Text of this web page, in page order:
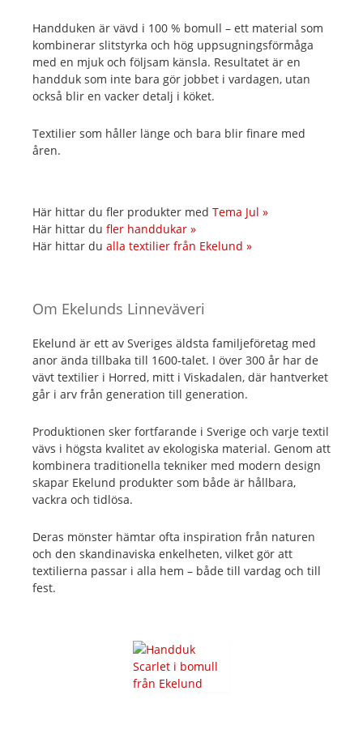
Handduken är vävd i 100 % bomull – ett material som
kombinerar slitstyrka och hög uppsugningsförmåga
med en mjuk och följsam känsla. Resultatet är en
handduk som inte bara gör jobbet i vardagen, utan
också blir en vacker detalj i köket.
Textilier som håller länge och bara blir finare med
åren.
Här hittar du fler produkter med Tema Jul »
Här hittar du fler handdukar »
Här hittar du alla textilier från Ekelund »
Om Ekelunds Linneväveri
Ekelund är ett av Sveriges äldsta familjeföretag med
anor ända tillbaka till 1600-talet. I över 300 år har de
vävt textilier i Horred, mitt i Viskadalen, där hantverket
går i arv från generation till generation.
Produktionen sker fortfarande i Sverige och varje textil
vävs i högsta kvalitet av ekologiska material. Genom att
kombinera traditionella tekniker med modern design
skapar Ekelund produkter som både är hållbara,
vackra och tidlösa.
Deras mönster hämtar ofta inspiration från naturen
och den skandinaviska enkelheten, vilket gör att
textilierna passar i alla hem – både till vardag och till
fest.